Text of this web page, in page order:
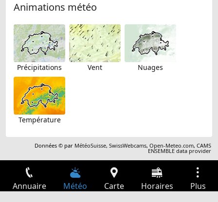
Animations météo
Précipitations Vent Nuages
Température
Données © par MétéoSuisse,SwissWebcams,Open-Meteo.com,CAMS
ENSEMBLE data provider
Annuaire Météo Carte Horaires Plus